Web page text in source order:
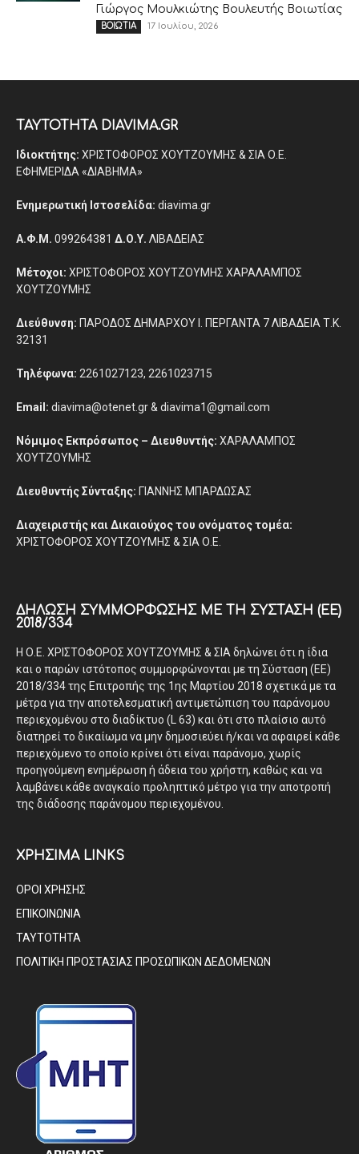
Γιώργος Μουλκιώτης Βουλευτής Βοιωτίας
ΒΟΙΩΤΙΑ 17 Ιουλίου, 2026
ΤΑΥΤΟΤΗΤΑ DIAVIMA.GR
Ιδιοκτήτης: ΧΡΙΣΤΟΦΟΡΟΣ ΧΟΥΤΖΟΥΜΗΣ & ΣΙΑ Ο.Ε.
ΕΦΗΜΕΡΙΔΑ «ΔΙΑΒΗΜΑ»
Ενημερωτική Ιστοσελίδα: diavima.gr
Α.Φ.Μ. 099264381 Δ.Ο.Υ. ΛΙΒΑΔΕΙΑΣ
Μέτοχοι: ΧΡΙΣΤΟΦΟΡΟΣ ΧΟΥΤΖΟΥΜΗΣ ΧΑΡΑΛΑΜΠΟΣ
ΧΟΥΤΖΟΥΜΗΣ
Διεύθυνση: ΠΑΡΟΔΟΣ ΔΗΜΑΡΧΟΥ Ι. ΠΕΡΓΑΝΤΑ 7 ΛΙΒΑΔΕΙΑ Τ.Κ.
32131
Τηλέφωνα: 2261027123, 2261023715
Email: diavima@otenet.gr & diavima1@gmail.com
Νόμιμος Εκπρόσωπος – Διευθυντής: ΧΑΡΑΛΑΜΠΟΣ
ΧΟΥΤΖΟΥΜΗΣ
Διευθυντής Σύνταξης: ΓΙΑΝΝΗΣ ΜΠΑΡΔΩΣΑΣ
Διαχειριστής και Δικαιούχος του ονόματος τομέα:
ΧΡΙΣΤΟΦΟΡΟΣ ΧΟΥΤΖΟΥΜΗΣ & ΣΙΑ Ο.Ε.
ΔΉΛΩΣΗ ΣΥΜΜΌΡΦΩΣΗΣ ΜΕ ΤΗ ΣΎΣΤΑΣΗ (ΕΕ)
2018/334
Η Ο.Ε. ΧΡΙΣΤΟΦΟΡΟΣ ΧΟΥΤΖΟΥΜΗΣ & ΣΙΑ δηλώνει ότι η ίδια
και ο παρών ιστότοπος συμμορφώνονται με τη Σύσταση (ΕΕ)
2018/334 της Επιτροπής της 1ης Μαρτίου 2018 σχετικά με τα
μέτρα για την αποτελεσματική αντιμετώπιση του παράνομου
περιεχομένου στο διαδίκτυο (L 63) και ότι στο πλαίσιο αυτό
διατηρεί το δικαίωμα να μην δημοσιεύει ή/και να αφαιρεί κάθε
περιεχόμενο το οποίο κρίνει ότι είναι παράνομο, χωρίς
προηγούμενη ενημέρωση ή άδεια του χρήστη, καθώς και να
λαμβάνει κάθε αναγκαίο προληπτικό μέτρο για την αποτροπή
της διάδοσης παράνομου περιεχομένου.
ΧΡΗΣΙΜΑ LINKS
ΟΡΟΙ ΧΡΗΣΗΣ
ΕΠΙΚΟΙΝΩΝΙΑ
ΤΑΥΤΟΤΗΤΑ
ΠΟΛΙΤΙΚΗ ΠΡΟΣΤΑΣΙΑΣ ΠΡΟΣΩΠΙΚΩΝ ΔΕΔΟΜΕΝΩΝ